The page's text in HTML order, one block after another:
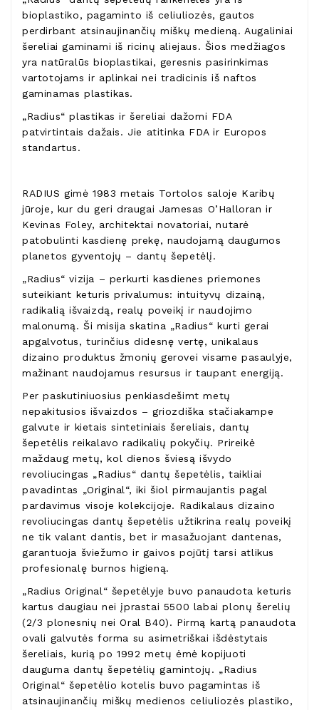
bioplastiko, pagaminto iš celiuliozės, gautos
perdirbant atsinaujinančių miškų medieną. Augaliniai
šereliai gaminami iš ricinų aliejaus. Šios medžiagos
yra natūralūs bioplastikai, geresnis pasirinkimas
vartotojams ir aplinkai nei tradicinis iš naftos
gaminamas plastikas.
„Radius“ plastikas ir šereliai dažomi FDA
patvirtintais dažais. Jie atitinka FDA ir Europos
standartus.
RADIUS gimė 1983 metais Tortolos saloje Karibų
jūroje, kur du geri draugai Jamesas O’Halloran ir
Kevinas Foley, architektai novatoriai, nutarė
patobulinti kasdienę prekę, naudojamą daugumos
planetos gyventojų – dantų šepetėlį.
„Radius“ vizija – perkurti kasdienes priemones
suteikiant keturis privalumus: intuityvų dizainą,
radikalią išvaizdą, realų poveikį ir naudojimo
malonumą. Ši misija skatina „Radius“ kurti gerai
apgalvotus, turinčius didesnę vertę, unikalaus
dizaino produktus žmonių gerovei visame pasaulyje,
mažinant naudojamus resursus ir taupant energiją.
Per paskutiniuosius penkiasdešimt metų
nepakitusios išvaizdos – griozdiška stačiakampe
galvute ir kietais sintetiniais šereliais, dantų
šepetėlis reikalavo radikalių pokyčių. Prireikė
maždaug metų, kol dienos šviesą išvydo
revoliucingas „Radius“ dantų šepetėlis, taikliai
pavadintas „Original“, iki šiol pirmaujantis pagal
pardavimus visoje kolekcijoje. Radikalaus dizaino
revoliucingas dantų šepetėlis užtikrina realų poveikį
ne tik valant dantis, bet ir masažuojant dantenas,
garantuoja šviežumo ir gaivos pojūtį tarsi atlikus
profesionalę burnos higieną.
„Radius Original“ šepetėlyje buvo panaudota keturis
kartus daugiau nei įprastai 5500 labai plonų šerelių
(2/3 plonesnių nei Oral B40). Pirmą kartą panaudota
ovali galvutės forma su asimetriškai išdėstytais
šereliais, kurią po 1992 metų ėmė kopijuoti
dauguma dantų šepetėlių gamintojų. „Radius
Original“ šepetėlio kotelis buvo pagamintas iš
atsinaujinančių miškų medienos celiuliozės plastiko,